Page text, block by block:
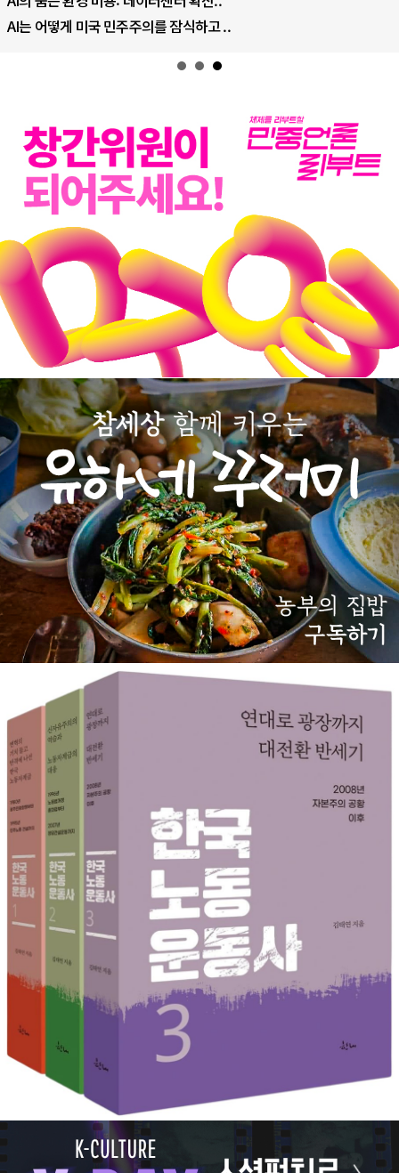
AI는 어떻게 미국 민주주의를 잠식하고 ..